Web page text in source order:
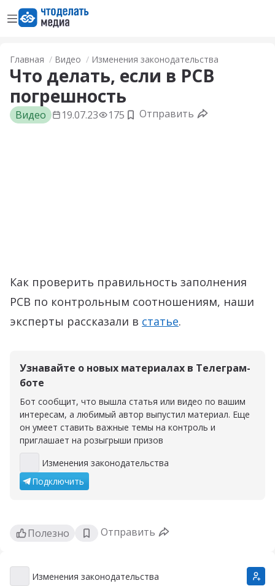
Открыть менюПерейти на главную страницу
Главная Видео Изменения законодательства
Что делать, если в РСВ
погрешность
Видео 19.07.23 175 Добавить в закладки
Отправить
Как проверить правильность заполнения
РСВ по контрольным соотношениям, наши
эксперты рассказали в статье.
Узнавайте о новых материалах в Телеграм-
боте
Бот сообщит, что вышла статья или видео по вашим
интересам, а любимый автор выпустил материал. Еще
он умеет ставить важные темы на контроль и
приглашает на розыгрыши призов
Изменения законодательства
Изменения законодательства
Подключить
Полезно Отправить
Изменения законодательства
Изменения законодательства